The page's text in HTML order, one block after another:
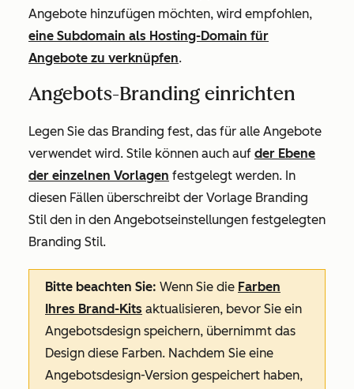
Angebote hinzufügen möchten, wird empfohlen,
eine Subdomain als Hosting-Domain für
Angebote zu verknüpfen.
Angebots-Branding einrichten
Legen Sie das Branding fest, das für alle Angebote
verwendet wird. Stile können auch auf der Ebene
der einzelnen Vorlagen festgelegt werden. In
diesen Fällen überschreibt der Vorlage Branding
Stil den in den Angebotseinstellungen festgelegten
Branding Stil.
Bitte beachten Sie: Wenn Sie die Farben
Ihres Brand-Kits aktualisieren, bevor Sie ein
Angebotsdesign speichern, übernimmt das
Design diese Farben. Nachdem Sie eine
Angebotsdesign-Version gespeichert haben,